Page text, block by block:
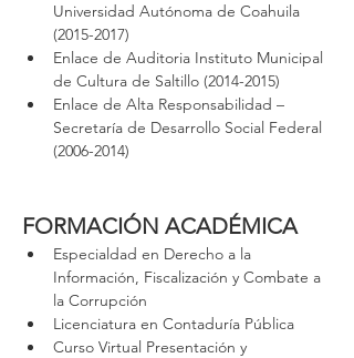
Universidad Autónoma de Coahuila
(2015-2017)
Enlace de Auditoria Instituto Municipal
de Cultura de Saltillo (2014-2015)
Enlace de Alta Responsabilidad –
Secretaría de Desarrollo Social Federal
(2006-2014)
FORMACIÓN ACADÉMICA
Especialdad en Derecho a la
Información, Fiscalización y Combate a
la Corrupción
Licenciatura en Contaduría Pública
Curso Virtual Presentación y